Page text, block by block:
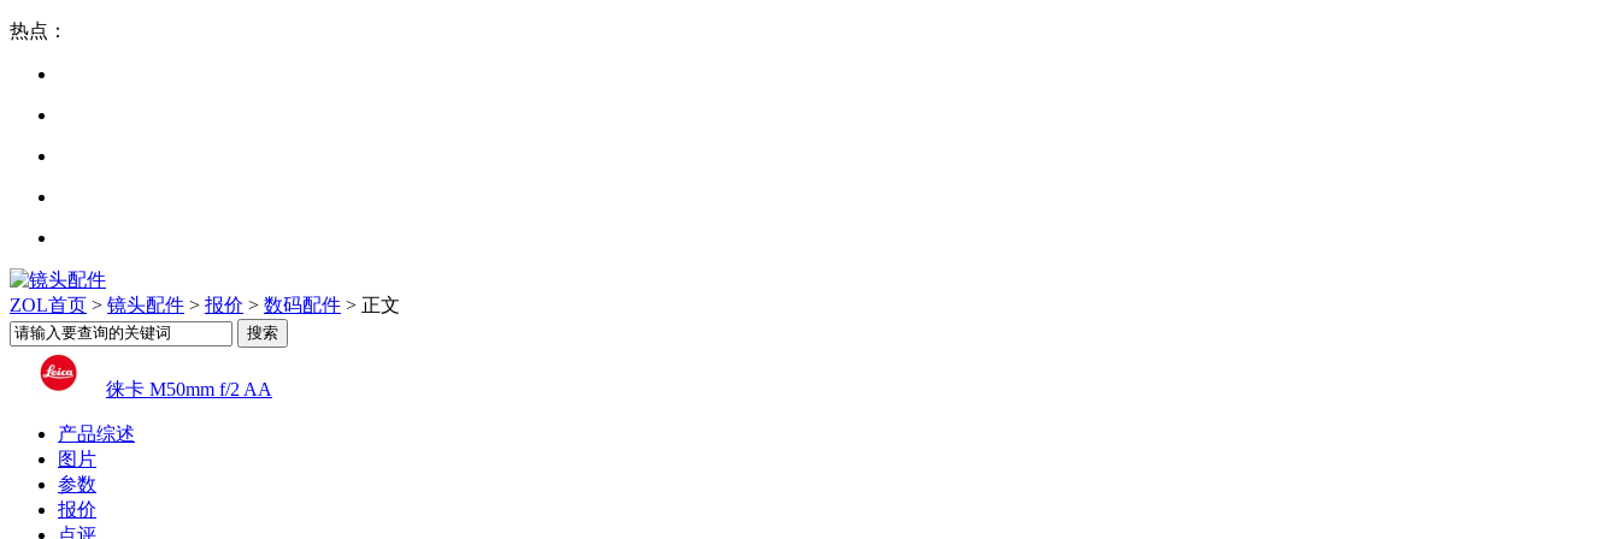
热点：
ZOL首页 > 镜头配件 > 报价 > 数码配件 > 正文
徕卡 M50mm f/2 AA
产品综述
图片
参数
报价
点评